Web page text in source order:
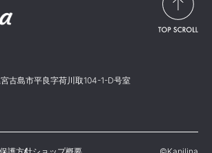
古島市平良字荷川取104-1-D号室